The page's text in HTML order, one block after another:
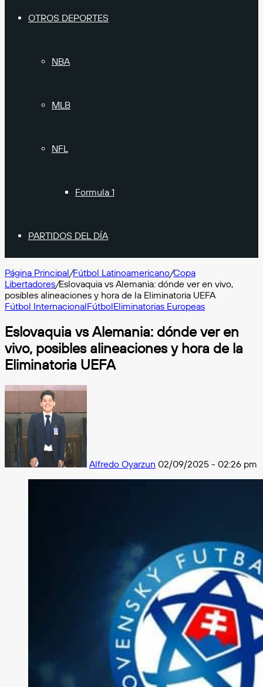
OTROS DEPORTES
NBA
MLB
NFL
Formula 1
PARTIDOS DEL DÍA
Página Principal/Fútbol Latinoamericano/Copa
Libertadores/Eslovaquia vs Alemania: dónde ver en vivo,
posibles alineaciones y hora de la Eliminatoria UEFA
Fútbol InternacionalFútbolEliminatorias Europeas
Eslovaquia vs Alemania: dónde ver en
vivo, posibles alineaciones y hora de la
Eliminatoria UEFA
Alfredo Oyarzun 02/09/2025 - 02:26 pm